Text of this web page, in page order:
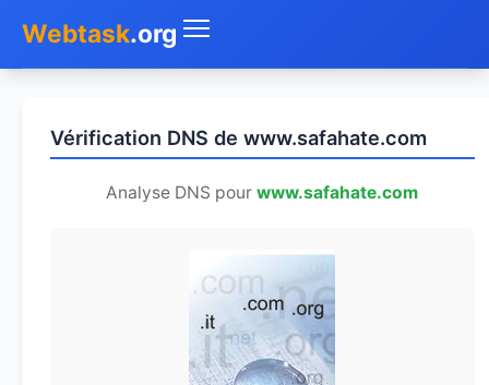
Webtask.org
Whois
Vérification DNS de www.safahate.com
Analyse DNS pourwww.safahate.com